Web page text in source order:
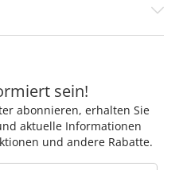
sein!
abonnieren, erhalten Sie
aktuelle Informationen
und andere Rabatte.